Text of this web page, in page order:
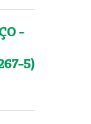
-
5)